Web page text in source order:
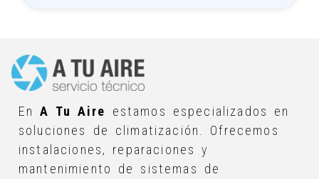
EnA Tu Aire
estamos especializados en
soluciones de climatización. Ofrecemos
instalaciones, reparaciones y
mantenimiento de sistemas de